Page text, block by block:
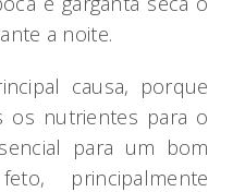
a noite.
causa, porque
nutrientes para o
para um bom
principalmente